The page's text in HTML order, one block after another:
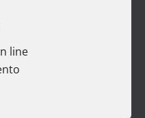
line